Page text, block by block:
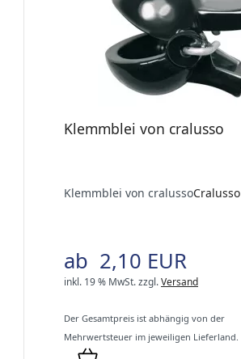
Klemmblei von cralusso
Klemmblei von cralussoCralusso
ab 2,10 EUR
inkl. 19 % MwSt.zzgl.Versand
Der Gesamtpreis ist abhängig von der
Mehrwertsteuer im jeweiligen Lieferland.